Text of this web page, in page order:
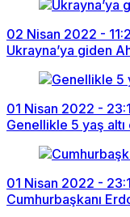
02 Nisan 2022 -
Ukrayna’ya giden
01 Nisan 2022 -
Genellikle 5 yaş
01 Nisan 2022 -
Cumhurbaşkanı